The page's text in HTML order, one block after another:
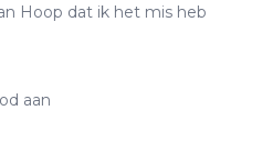
Hoop dat ik het mis heb
aan